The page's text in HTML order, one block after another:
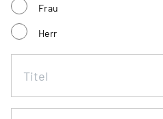
Frau
Herr
Titel